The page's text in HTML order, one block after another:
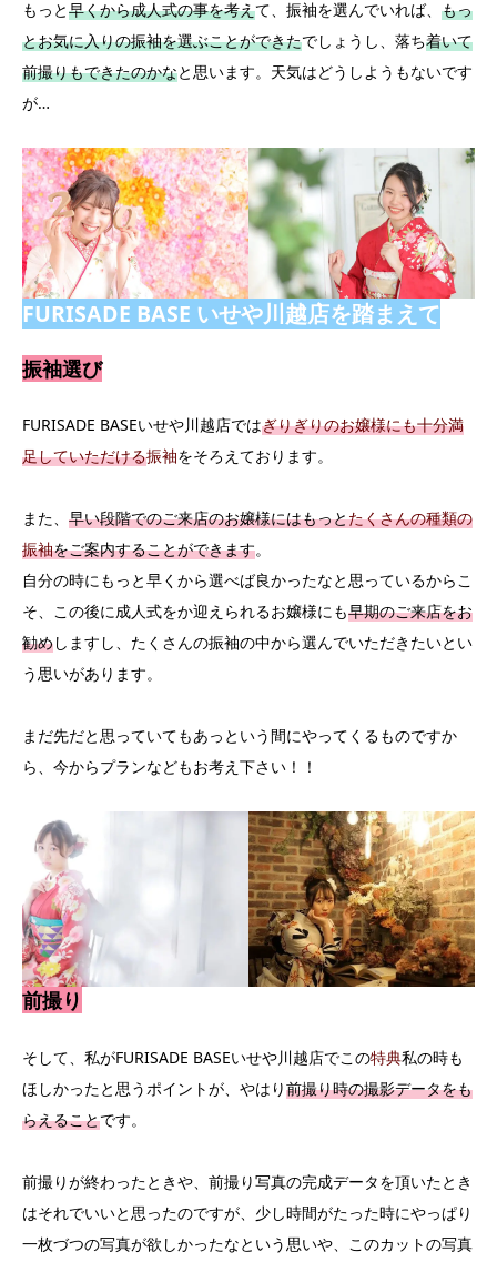
もっと早くから成人式の事を考えて、振袖を選んでいれば、 もっ
とお気に入りの振袖を選ぶことができたでしょうし、落ち着いて
前撮りもできたのかなと思います。天気はどうしようもないです
が…
FURISADE BASE いせや川越店を踏まえて
振袖選び
FURISADE BASEいせや川越店ではぎりぎりのお嬢様にも十分満
足していただける振袖をそろえております。
また、 早い段階でのご来店のお嬢様にはもっとたくさんの種類の
振袖をご案内することができます。
自分の時にもっと早くから選べば良かったなと思っているからこ
そ、この後に成人式をか迎えられるお嬢様にも早期のご来店をお
勧めしますし、たくさんの振袖の中から選んでいただきたいとい
う思いがあります。
まだ先だと思っていてもあっという間にやってくるものですか
ら、今からプランなどもお考え下さい！！
前撮り
そして、私がFURISADE BASEいせや川越店でこの特典私の時も
ほしかったと思うポイントが、やはり前撮り時の撮影データをも
らえることです。
前撮りが終わったときや、前撮り写真の完成データを頂いたとき
はそれでいいと思ったのですが、少し時間がたった時にやっぱり
一枚づつの写真が欲しかったなという思いや、このカットの写真